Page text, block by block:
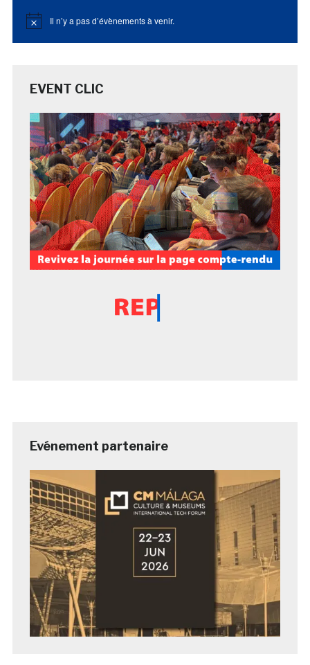
Notice Il n’y a pas d’évènements à venir.
EVENT CLIC
Evénement partenaire